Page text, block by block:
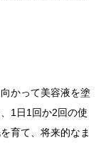
かって美容液を塗
1日1回か2回の使
育て、将来的なま